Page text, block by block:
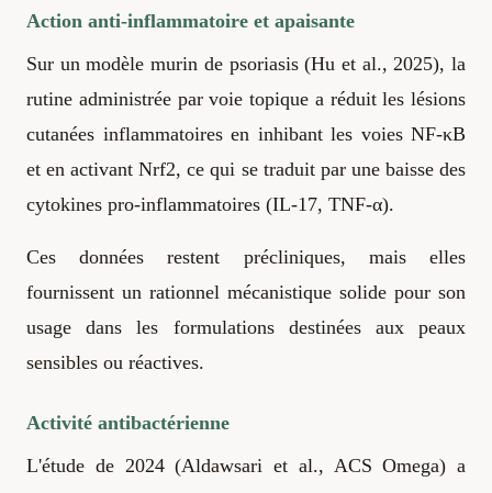
Action anti-inflammatoire et apaisante
Sur un modèle murin de psoriasis (Hu et al., 2025), la
rutine administrée par voie topique a réduit les lésions
cutanées inflammatoires en inhibant les voies NF-κB
et en activant Nrf2, ce qui se traduit par une baisse des
cytokines pro-inflammatoires (IL-17, TNF-α).
Ces données restent précliniques, mais elles
fournissent un rationnel mécanistique solide pour son
usage dans les formulations destinées aux peaux
sensibles ou réactives.
Activité antibactérienne
L'étude de 2024 (Aldawsari et al., ACS Omega) a